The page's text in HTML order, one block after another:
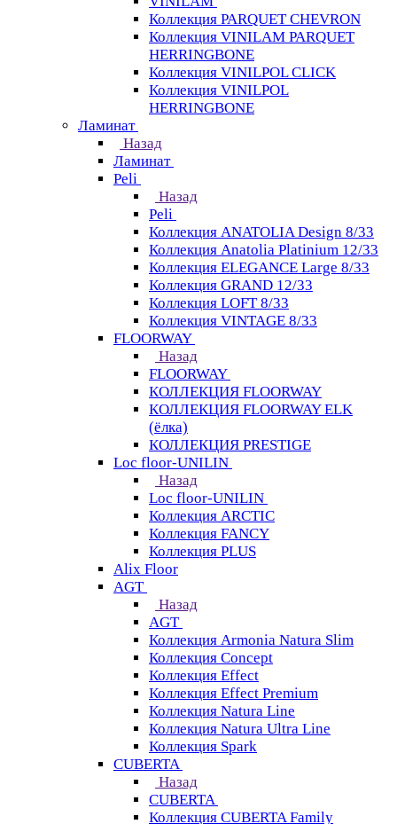
Коллекция PARQUET CHEVRON
Коллекция VINILAM PARQUET
HERRINGBONE
Коллекция VINILPOL CLICK
Коллекция VINILPOL
HERRINGBONE
Ламинат
Назад
Ламинат
Peli
Назад
Peli
Коллекция ANATOLIA Design 8/33
Коллекция Anatolia Platinium 12/33
Коллекция ELEGANCE Large 8/33
Коллекция GRAND 12/33
Коллекция LOFT 8/33
Коллекция VINTAGE 8/33
FLOORWAY
Назад
FLOORWAY
КОЛЛЕКЦИЯ FLOORWAY
КОЛЛЕКЦИЯ FLOORWAY ELK
(ёлка)
КОЛЛЕКЦИЯ PRESTIGE
Loс floor-UNILIN
Назад
Loс floor-UNILIN
Коллекция ARCTIС
Коллекция FANCY
Коллекция PLUS
Alix Floor
AGT
Назад
AGT
Коллекция Armonia Natura Slim
Коллекция Concept
Коллекция Effect
Коллекция Effect Premium
Коллекция Natura Line
Коллекция Natura Ultra Line
Коллекция Spark
CUBERTA
Назад
CUBERTA
Коллекция CUBERTA Family